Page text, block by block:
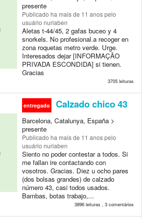
presente
Publicado ha mais de 11 anospelo
usuário nuriaben
Aletas t-44/45, 2 gafas buceo y 4
snorkels. No profesional.a recoger en
zona roquetas metro verde. Urge.
Interesados dejar [INFORMAÇÃO
PRIVADA ESCONDIDA] si tienen.
Gracias
3705 leituras
entregado Calzado chico 43
Barcelona, Catalunya, España >
presente
Publicado ha mais de 11 anospelo
usuário nuriaben
Siento no poder contestar a todos. Si
me fallan ire contactando con
vosotros. Gracias. Diez u ocho pares
(dos bolsas grandes) de calzado
número 43, casi todos usados.
Bambas, botas trabajo,...
3896 leituras , 3 comentários